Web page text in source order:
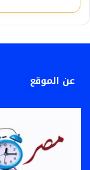
عن الموقع